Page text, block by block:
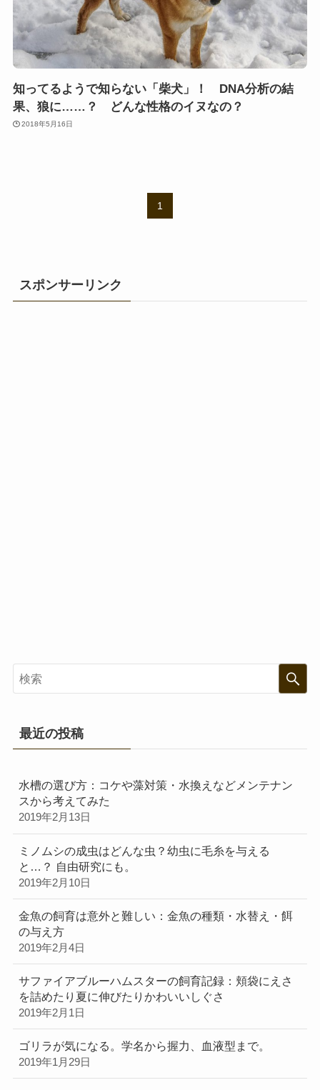
知ってるようで知らない「柴犬」！ DNA分析の結
果、狼に……？ どんな性格のイヌなの？
2018年5月16日
1
スポンサーリンク
最近の投稿
水槽の選び方：コケや藻対策・水換えなどメンテナン
スから考えてみた
2019年2月13日
ミノムシの成虫はどんな虫？幼虫に毛糸を与える
と…？ 自由研究にも。
2019年2月10日
金魚の飼育は意外と難しい：金魚の種類・水替え・餌
の与え方
2019年2月4日
サファイアブルーハムスターの飼育記録：頬袋にえさ
を詰めたり夏に伸びたりかわいいしぐさ
2019年2月1日
ゴリラが気になる。学名から握力、血液型まで。
2019年1月29日